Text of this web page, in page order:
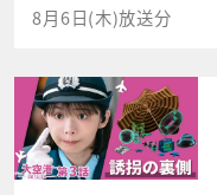
8月6日(木)放送分